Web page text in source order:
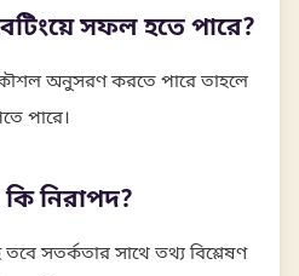
সফল হতে পারে?
কৌশল অনুসরণ করতে পারে তাহলে
পারে।
নিরাপদ?
সতর্কতার সাথে তথ্য বিশ্লেষণ